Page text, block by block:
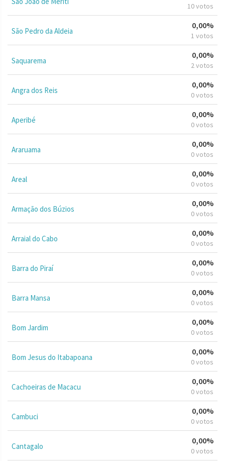
10 votos
São Pedro da Aldeia
0,00%
1 votos
Saquarema
0,00%
2 votos
Angra dos Reis
0,00%
0 votos
Aperibé
0,00%
0 votos
Araruama
0,00%
0 votos
Areal
0,00%
0 votos
Armação dos Búzios
0,00%
0 votos
Arraial do Cabo
0,00%
0 votos
Barra do Piraí
0,00%
0 votos
Barra Mansa
0,00%
0 votos
Bom Jardim
0,00%
0 votos
Bom Jesus do Itabapoana
0,00%
0 votos
Cachoeiras de Macacu
0,00%
0 votos
Cambuci
0,00%
0 votos
Cantagalo
0,00%
0 votos